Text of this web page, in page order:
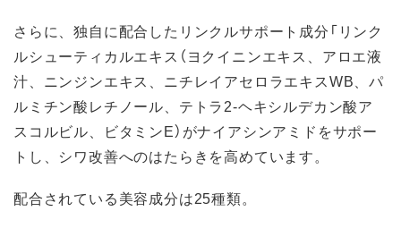
さらに、独自に配合したリンクルサポート成分「リンク
ルシューティカルエキス（ヨクイニンエキス、アロエ液
汁、ニンジンエキス、ニチレイアセロラエキスWB、パ
ルミチン酸レチノール、テトラ2-ヘキシルデカン酸ア
スコルビル、ビタミンE）がナイアシンアミドをサポー
トし、シワ改善へのはたらきを高めています。
配合されている美容成分は25種類。